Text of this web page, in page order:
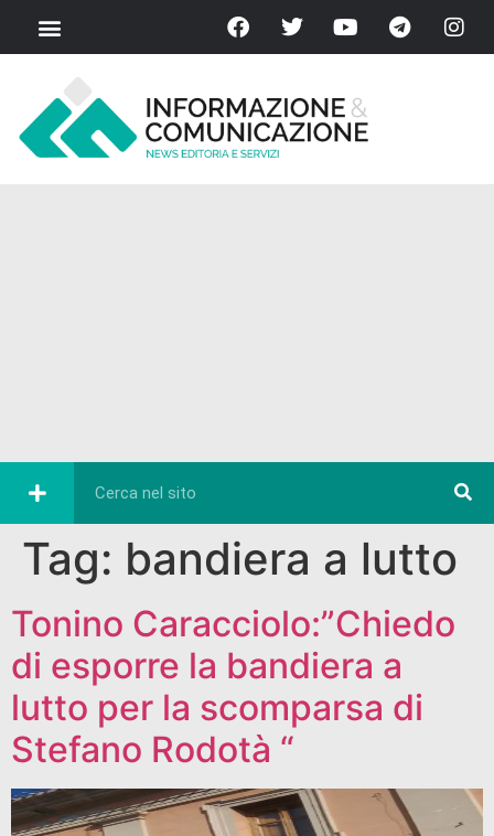
Tag: bandiera a lutto
Tonino Caracciolo:”Chiedo
di esporre la bandiera a
lutto per la scomparsa di
Stefano Rodotà “